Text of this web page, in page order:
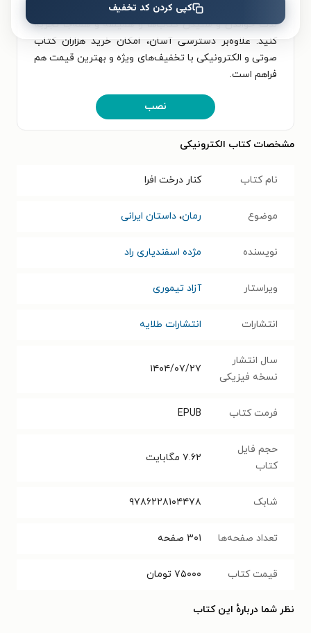
اپلیکیشن می‌توانید مطالعه‌ی خود را شخصی‌سازی کنید و
لذت خواندن و شنیدن کتاب‌ها را همیشه و همه‌جا تجربه
کنید. علاوه‌بر دسترسی آسان، امکان خرید هزاران کتاب
صوتی و الکترونیکی با تخفیف‌های ویژه و بهترین قیمت هم
فراهم است.
نصب
مشخصات کتاب الکترونیکی
نام کتاب کنار درخت افرا
موضوع رمان، داستان ایرانی
نویسنده مژده اسفندیاری راد
ویراستار آزاد تیموری
انتشارات انتشارات طلایه
سال انتشار
نسخه فیزیکی
۱۴۰۴/۰۷/۲۷
فرمت کتاب EPUB
حجم فایل
کتاب
۷.۶۲ مگابایت
شابک ۹۷۸۶۲۲۸۱۰۴۴۷۸
تعداد صفحه‌ها ۳۰۱ صفحه
قیمت کتاب ۷۵۰۰۰ تومان
نظر شما دربارهٔ این کتاب
کپی کردن کد تخفیف